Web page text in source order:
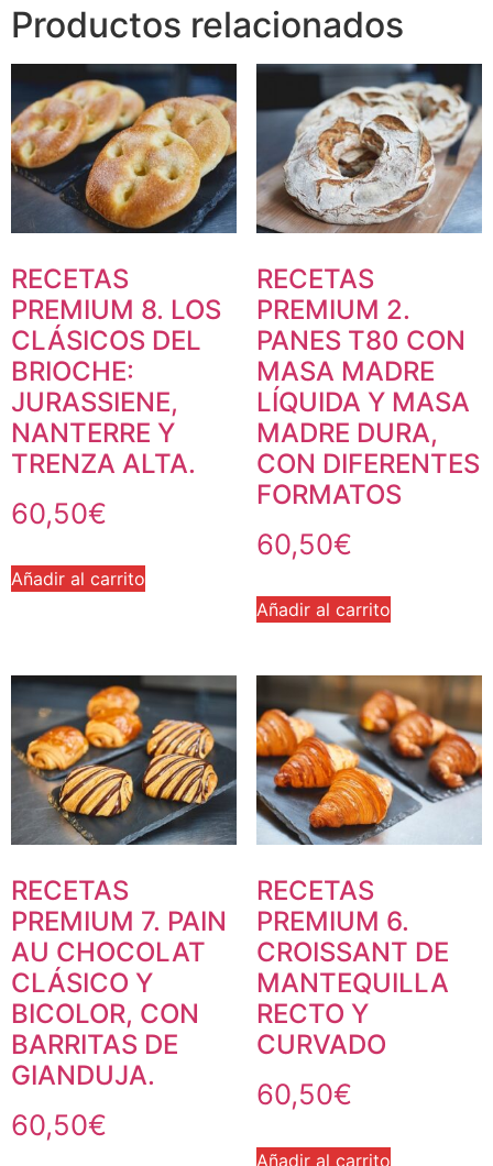
Productos relacionados
RECETAS
PREMIUM 8. LOS
CLÁSICOS DEL
BRIOCHE:
JURASSIENE,
NANTERRE Y
TRENZA ALTA.
60,50€
Añadir al carrito
RECETAS
PREMIUM 2.
PANES T80 CON
MASA MADRE
LÍQUIDA Y MASA
MADRE DURA,
CON DIFERENTES
FORMATOS
60,50€
Añadir al carrito
RECETAS
PREMIUM 7. PAIN
AU CHOCOLAT
CLÁSICO Y
BICOLOR, CON
BARRITAS DE
GIANDUJA.
60,50€
RECETAS
PREMIUM 6.
CROISSANT DE
MANTEQUILLA
RECTO Y
CURVADO
60,50€
Añadir al carrito